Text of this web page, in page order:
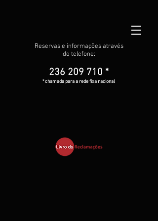
Reservas e informações através
do telefone:
236 209 710 *
* chamada para a rede fixa nacional